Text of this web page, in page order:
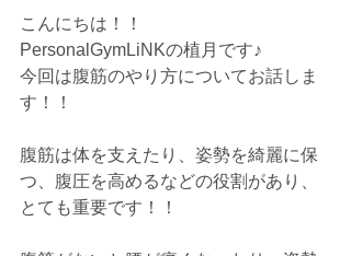
こんにちは！！
PersonalGymLiNKの植月です♪
今回は腹筋のやり方についてお話しま
す！！
腹筋は体を支えたり、姿勢を綺麗に保
つ、腹圧を高めるなどの役割があり、
とても重要です！！